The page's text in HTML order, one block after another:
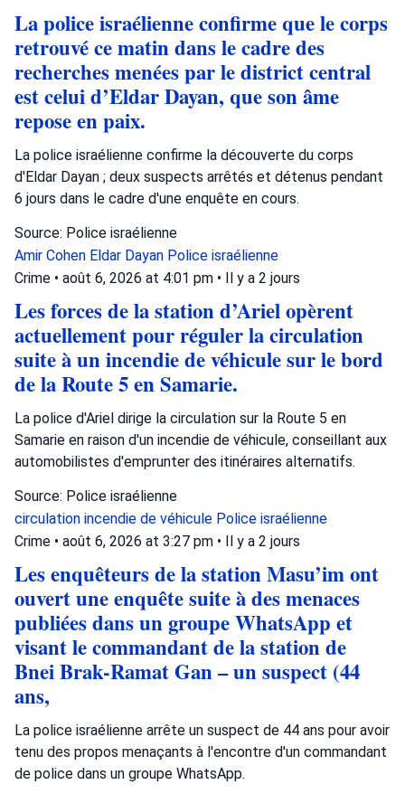
La police israélienne confirme que le corps
retrouvé ce matin dans le cadre des
recherches menées par le district central
est celui d’Eldar Dayan, que son âme
repose en paix.
La police israélienne confirme la découverte du corps
d'Eldar Dayan ; deux suspects arrêtés et détenus pendant
6 jours dans le cadre d'une enquête en cours.
Source: Police israélienne
Amir Cohen Eldar Dayan Police israélienne
Crime • août 6, 2026 at 4:01 pm • Il y a 2 jours
Les forces de la station d’Ariel opèrent
actuellement pour réguler la circulation
suite à un incendie de véhicule sur le bord
de la Route 5 en Samarie.
La police d'Ariel dirige la circulation sur la Route 5 en
Samarie en raison d'un incendie de véhicule, conseillant aux
automobilistes d'emprunter des itinéraires alternatifs.
Source: Police israélienne
circulation incendie de véhicule Police israélienne
Crime • août 6, 2026 at 3:27 pm • Il y a 2 jours
Les enquêteurs de la station Masu’im ont
ouvert une enquête suite à des menaces
publiées dans un groupe WhatsApp et
visant le commandant de la station de
Bnei Brak-Ramat Gan – un suspect (44
ans,
La police israélienne arrête un suspect de 44 ans pour avoir
tenu des propos menaçants à l'encontre d'un commandant
de police dans un groupe WhatsApp.